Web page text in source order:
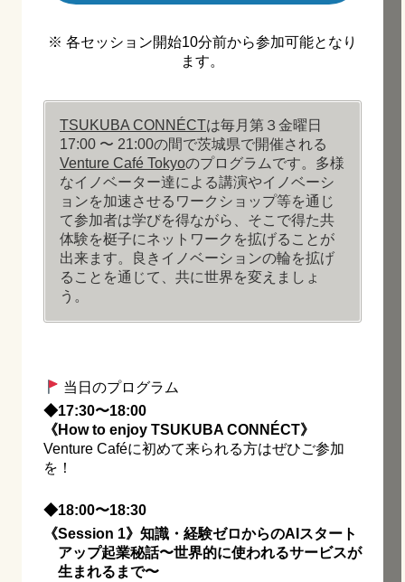
※ 各セッション開始10分前から参加可能となり
ます。
TSUKUBA CONNÉCTは毎月第３金曜日
17:00 〜 21:00の間で茨城県で開催される
Venture Café Tokyoのプログラムです。多様
なイノベーター達による講演やイノベーシ
ョンを加速させるワークショップ等を通じ
て参加者は学びを得ながら、そこで得た共
体験を梃子にネットワークを拡げることが
出来ます。良きイノベーションの輪を拡げ
ることを通じて、共に世界を変えましょ
う。
当日のプログラム
◆17:30〜18:00
《How to enjoy TSUKUBA CONNÉCT》
Venture Caféに初めて来られる方はぜひご参加
を！
◆18:00〜18:30
《Session 1》知識・経験ゼロからのAIスタート
アップ起業秘話〜世界的に使われるサービスが
生まれるまで〜